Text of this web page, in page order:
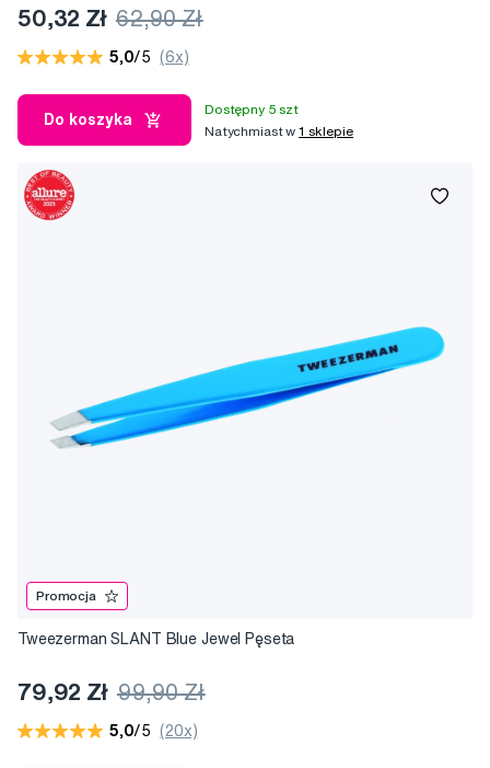
50,32 Zł 62,90 Zł
5,0/5 (6x)
Do koszyka
Dostępny 5 szt
Natychmiast w1 sklepie
Promocja
Tweezerman SLANT Blue Jewel Pęseta
79,92 Zł 99,90 Zł
5,0/5 (20x)